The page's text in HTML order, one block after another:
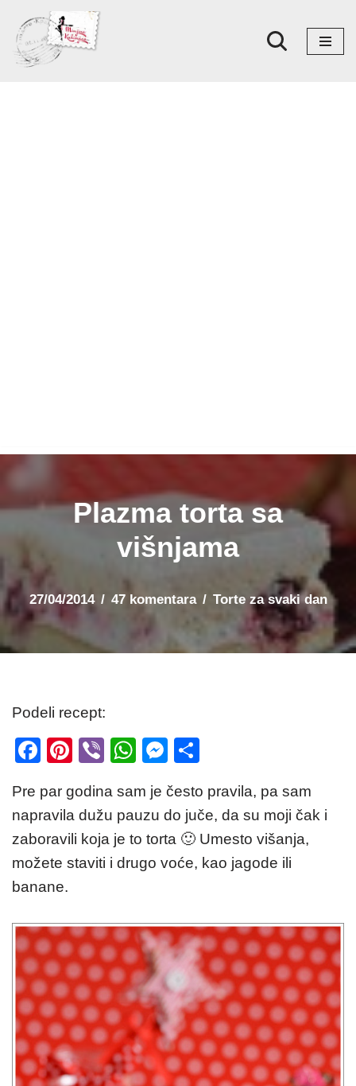
Skoči
na
Plazma torta sa
višnjama
27/04/2014 47 komentara Torte za svaki dan
Podeli recept:
F
c
e
b
o
k
Pi
er
e
st
Vi
er
W
at
s
A
p
M
ss
e
n
g
ar
e
Pre par godina sam je često pravila, pa sam
napravila dužu pauzu do juče, da su moji čak i
zaboravili koja je to torta 🙂 Umesto višanja,
možete staviti i drugo voće, kao jagode ili
banane.